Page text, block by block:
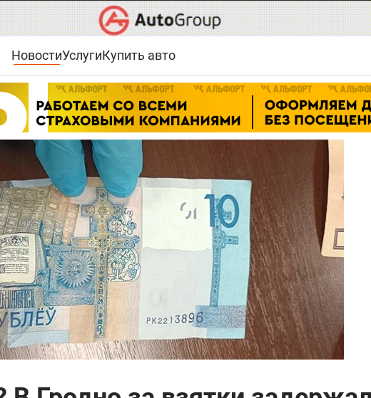
НовостиУслугиКупить авто